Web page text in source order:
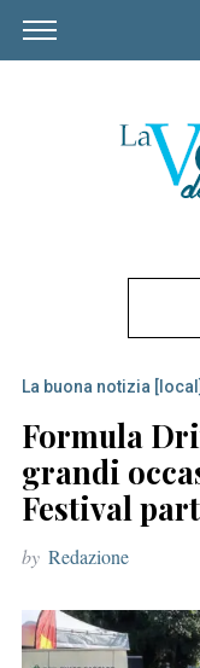
r
c
h
f
o
r
La buona notizia [local]
Formula
grandi
Festival
by Redazione